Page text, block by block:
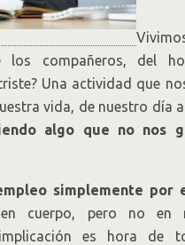
los compañeros, del
Una actividad que
vida, de nuestro día
algo que no nos
simplemente por
en cuerpo, pero no en
es hora de